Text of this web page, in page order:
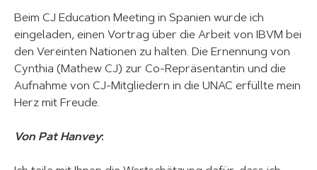
Beim CJ Education Meeting in Spanien wurde ich
eingeladen, einen Vortrag über die Arbeit von IBVM bei
den Vereinten Nationen zu halten. Die Ernennung von
Cynthia (Mathew CJ) zur Co-Repräsentantin und die
Aufnahme von CJ-Mitgliedern in die UNAC erfüllte mein
Herz mit Freude.
Von Pat Hanvey: